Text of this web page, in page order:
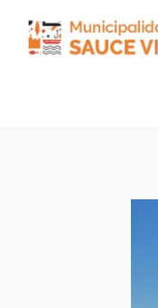
contenido